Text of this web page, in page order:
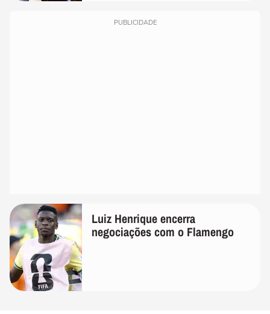
PUBLICIDADE
Luiz Henrique encerra
negociações com o Flamengo